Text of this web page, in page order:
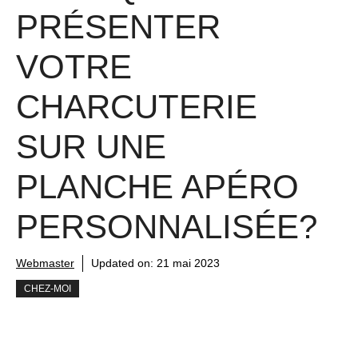
PRÉSENTER
VOTRE
CHARCUTERIE
SUR UNE
PLANCHE APÉRO
PERSONNALISÉE?
Webmaster Updated on: 21 mai 2023
CHEZ-MOI